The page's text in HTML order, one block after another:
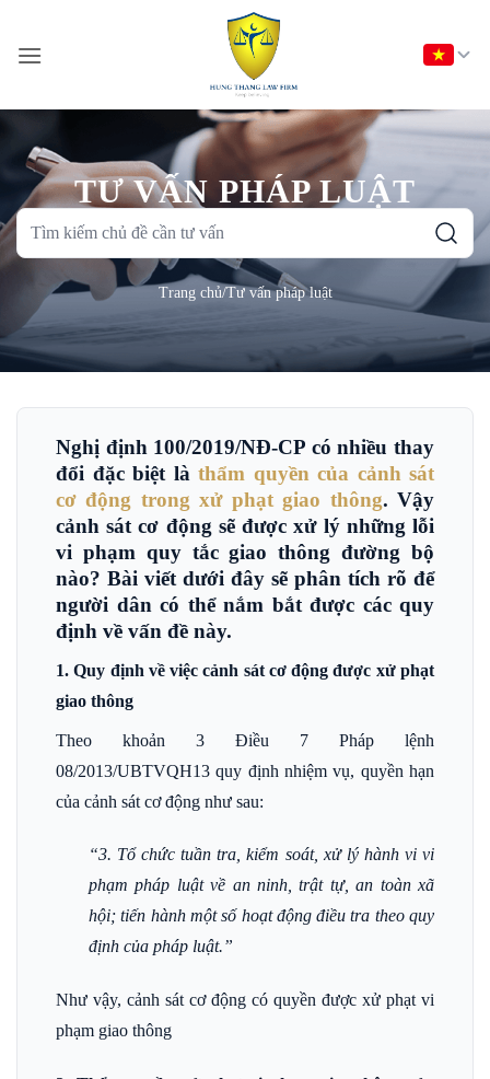
nội
TƯ VẤN PHÁP LUẬT
Tìm
chủ
đề
tư
Trang chủ/Tư vấn pháp luật
Nghị định 100/2019/NĐ-CP có nhiều thay
đổi đặc biệt là thẩm quyền của cảnh sát
cơ động trong xử phạt giao thông. Vậy
cảnh sát cơ động sẽ được xử lý những lỗi
vi phạm quy tắc giao thông đường bộ
nào? Bài viết dưới đây sẽ phân tích rõ để
người dân có thể nắm bắt được các quy
định về vấn đề này.
1. Quy định về việc cảnh sát cơ động được xử phạt
giao thông
Theo khoản 3 Điều 7 Pháp lệnh
08/2013/UBTVQH13 quy định nhiệm vụ, quyền hạn
của cảnh sát cơ động như sau:
“3. Tổ chức tuần tra, kiểm soát, xử lý hành vi vi
phạm pháp luật về an ninh, trật tự, an toàn xã
hội; tiến hành một số hoạt động điều tra theo quy
định của pháp luật.”
Như vậy, cảnh sát cơ động có quyền được xử phạt vi
phạm giao thông